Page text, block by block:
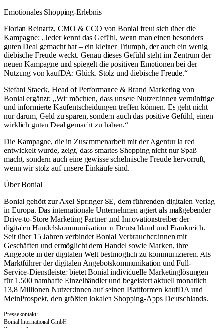
Emotionales Shopping-Erlebnis
Florian Reinartz, CMO & CCO von Bonial freut sich über die
Kampagne: „Jeder kennt das Gefühl, wenn man einen besonders
guten Deal gemacht hat – ein kleiner Triumph, der auch ein wenig
diebische Freude weckt. Genau dieses Gefühl steht im Zentrum der
neuen Kampagne und spiegelt die positiven Emotionen bei der
Nutzung von kaufDA: Glück, Stolz und diebische Freude.“
Stefani Staeck, Head of Performance & Brand Marketing von
Bonial ergänzt: „Wir möchten, dass unsere Nutzer:innen vernünftige
und informierte Kaufentscheidungen treffen können. Es geht nicht
nur darum, Geld zu sparen, sondern auch das positive Gefühl, einen
wirklich guten Deal gemacht zu haben.“
Die Kampagne, die in Zusammenarbeit mit der Agentur la red
entwickelt wurde, zeigt, dass smartes Shopping nicht nur Spaß
macht, sondern auch eine gewisse schelmische Freude hervorruft,
wenn wir stolz auf unsere Einkäufe sind.
Über Bonial
Bonial gehört zur Axel Springer SE, dem führenden digitalen Verlag
in Europa. Das internationale Unternehmen agiert als maßgebender
Drive-to-Store Marketing Partner und Innovationstreiber der
digitalen Handelskommunikation in Deutschland und Frankreich.
Seit über 15 Jahren verbindet Bonial Verbraucher:innen mit
Geschäften und ermöglicht dem Handel sowie Marken, ihre
Angebote in der digitalen Welt bestmöglich zu kommunizieren. Als
Marktführer der digitalen Angebotskommunikation und Full-
Service-Dienstleister bietet Bonial individuelle Marketinglösungen
für 1.500 namhafte Einzelhändler und begeistert aktuell monatlich
13,8 Millionen Nutzer:innen auf seinen Plattformen kaufDA und
MeinProspekt, den größten lokalen Shopping-Apps Deutschlands.
Pressekontakt:
Bonial International GmbH